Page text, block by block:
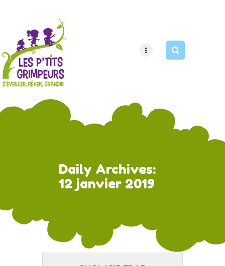
Daily Archives:
12 janvier 2019
HOME
PAGES
APPOINTMENT